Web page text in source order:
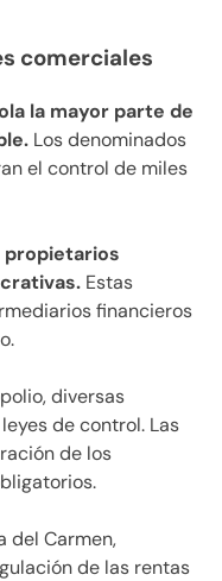
comerciales
la mayor parte de
Los denominados
el control de miles
propietarios
Estas
financieros
diversas
de control. Las
de los
del Carmen,
de las rentas